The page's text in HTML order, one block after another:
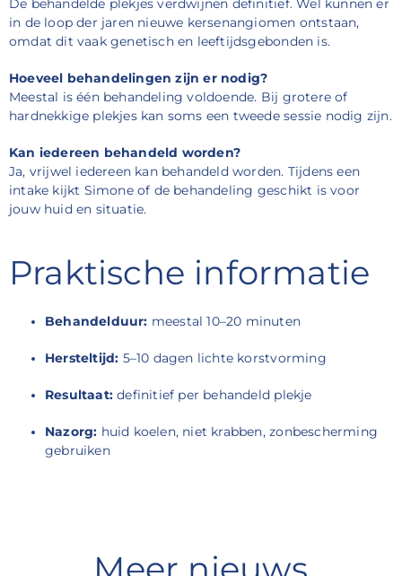
De behandelde plekjes verdwijnen definitief. Wel kunnen er
in de loop der jaren nieuwe kersenangiomen ontstaan,
omdat dit vaak genetisch en leeftijdsgebonden is.
Hoeveel behandelingen zijn er nodig?
Meestal is één behandeling voldoende. Bij grotere of
hardnekkige plekjes kan soms een tweede sessie nodig zijn.
Kan iedereen behandeld worden?
Ja, vrijwel iedereen kan behandeld worden. Tijdens een
intake kijkt Simone of de behandeling geschikt is voor
jouw huid en situatie.
Praktische informatie
Behandelduur: meestal 10–20 minuten
Hersteltijd: 5–10 dagen lichte korstvorming
Resultaat: definitief per behandeld plekje
Nazorg: huid koelen, niet krabben, zonbescherming
gebruiken